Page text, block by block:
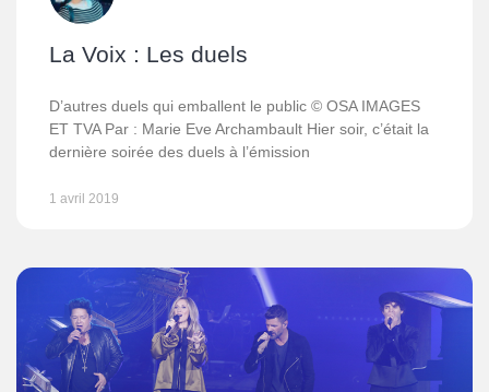
La Voix : Les duels
D’autres duels qui emballent le public © OSA IMAGES
ET TVA Par : Marie Eve Archambault Hier soir, c’était la
dernière soirée des duels à l’émission
1 avril 2019